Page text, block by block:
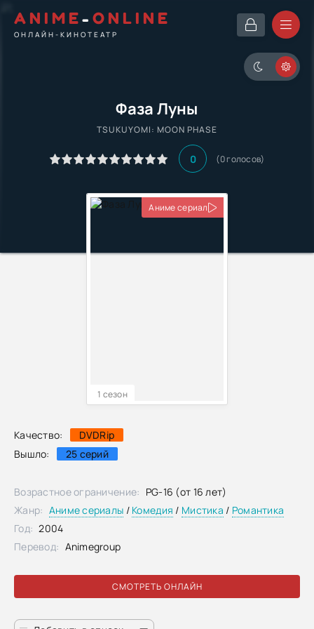
ANIME- ONLINE
ОНЛАЙН-КИНОТЕАТР
Фаза Луны
TSUKUYOMI: MOON PHASE
0 (0 голосов)
Качество:
DVDRip
Вышло:
25 серий
Аниме сериал
1 сезон
СМОТРЕТЬ ОНЛАЙН
Возрастное ограничение: PG-16 (от 16 лет)
Жанр: Аниме сериалы / Комедия / Мистика / Романтика
Год: 2004
Перевод: Animegroup